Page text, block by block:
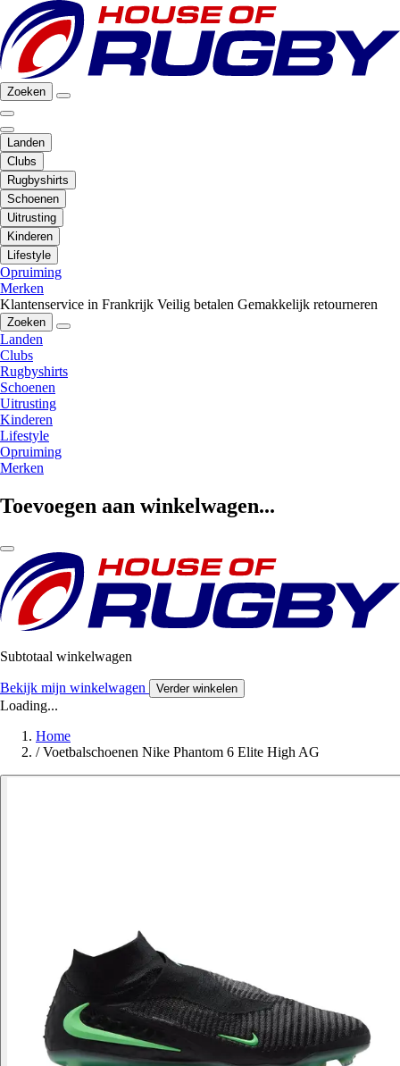
Zoeken
Landen
Clubs
Rugbyshirts
Schoenen
Uitrusting
Kinderen
Lifestyle
Opruiming
Merken
Klantenservice in Frankrijk Veilig betalen Gemakkelijk retourneren
Zoeken
Landen
Clubs
Rugbyshirts
Schoenen
Uitrusting
Kinderen
Lifestyle
Opruiming
Merken
Toevoegen aan winkelwagen...
Subtotaal winkelwagen
Bekijk mijn winkelwagen Verder winkelen
Loading...
Home
/ Voetbalschoenen Nike Phantom 6 Elite High AG